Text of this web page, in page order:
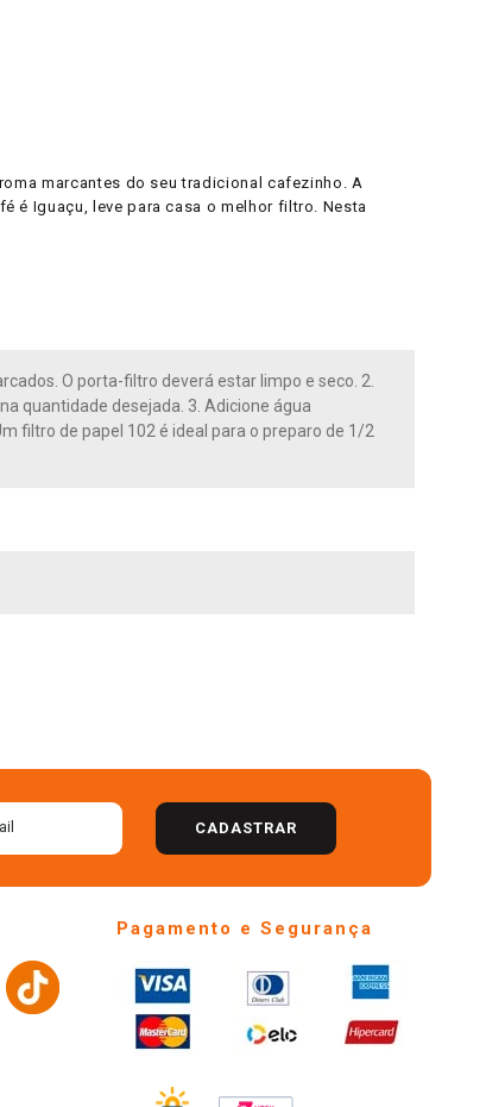
marcantes do seu tradicional cafezinho. A
é Iguaçu, leve para casa o melhor filtro. Nesta
O porta-filtro deverá estar limpo e seco. 2.
quantidade desejada. 3. Adicione água
filtro de papel 102 é ideal para o preparo de 1/2
CADASTRAR
Pagamento e Segurança